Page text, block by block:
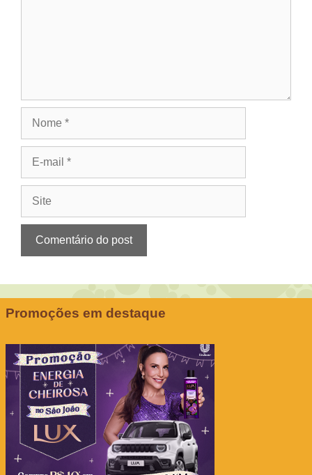
Promoções em destaque